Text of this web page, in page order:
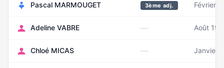
Pascal MARMOUGET 3ème adj. Février
Adeline VABRE — Août
Chloé MICAS — Janvier